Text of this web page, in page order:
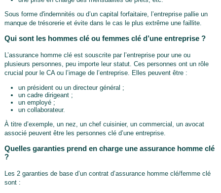
Sous forme d'indemnités ou d’un capital forfaitaire, l’entreprise pallie un
manque de trésorerie et évite dans le cas le plus extrême une faillite.
Qui sont les hommes clé ou femmes clé d’une entreprise ?
L’assurance homme clé est souscrite par l’entreprise pour une ou
plusieurs personnes, peu importe leur statut. Ces personnes ont un rôle
crucial pour le CA ou l’image de l’entreprise. Elles peuvent être :
un président ou un directeur général ;
un cadre dirigeant ;
un employé ;
un collaborateur.
À titre d’exemple, un nez, un chef cuisinier, un commercial, un avocat
associé peuvent être les personnes clé d’une entreprise.
Quelles garanties prend en charge une assurance homme clé
?
Les 2 garanties de base d’un contrat d’assurance homme clé/femme clé
sont :